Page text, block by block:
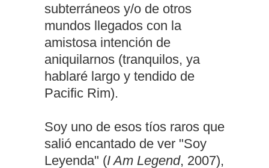
subterráneos y/o de otros
mundos llegados con la
amistosa intención de
aniquilarnos (tranquilos, ya
hablaré largo y tendido de
Pacific Rim).
Soy uno de esos tíos raros que
salió encantado de ver "Soy
Leyenda" (I Am Legend, 2007),